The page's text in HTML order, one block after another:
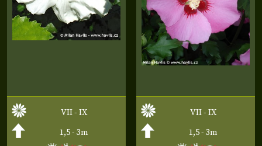
VII - IX
1,5 - 3m
VII - IX
1,5 - 3m